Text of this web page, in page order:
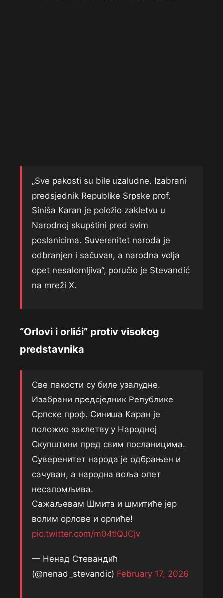
„Sve pakosti su bile uzaludne. Izabrani
predsjednik Republike Srpske prof.
Siniša Karan je položio zakletvu u
Narodnoj skupštini pred svim
poslanicima. Suverenitet naroda je
odbranjen i sačuvan, a narodna volja
opet nesalomljiva“, poručio je Stevandić
na mreži X.
“Orlovi i orlići” protiv visokog
predstavnika
Све пакости су биле узалудне.
Изабрани предсједник Републике
Српске проф. Синиша Каран је
положио заклетву у Народној
Скупштини пред свим посланицима.
Суверенитет народа је одбрањен и
сачуван, а народна воља опет
несаломљива.
Сажаљевам Шмита и шмитиће јер
волим орлове и орлиће!
pic.twitter.com/m04tIQJCjv
— Ненад Стевандић
(@nenad_stevandic) February 17, 2026